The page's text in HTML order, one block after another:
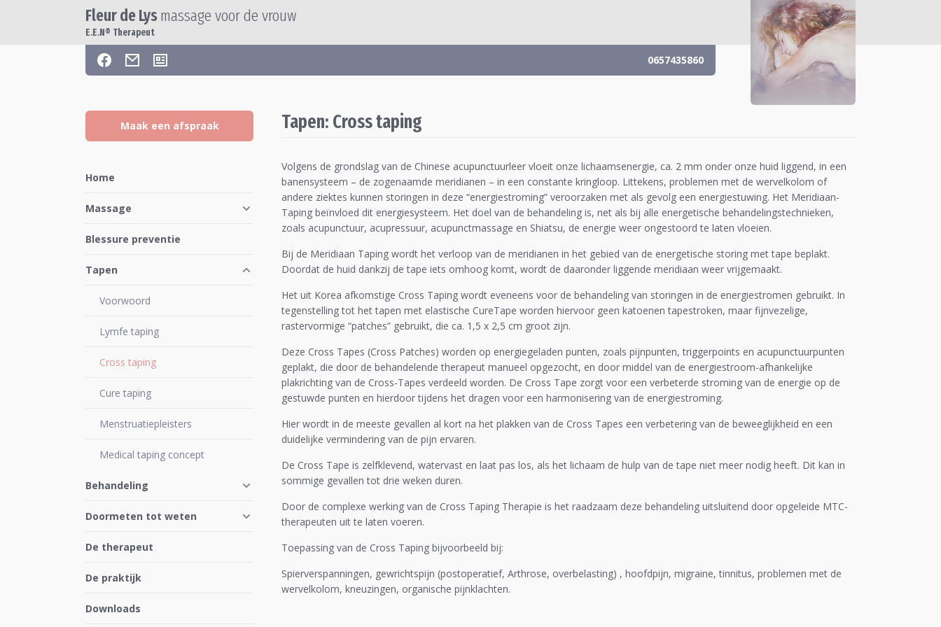
Fleur de Lysmassage voor de vrouw
E.E.N® Therapeut
0657435860
Maak een afspraak
Home
Massage
Blessure preventie
Tapen
Voorwoord
Lymfe taping
Cross taping
Cure taping
Menstruatiepleisters
Medical taping concept
Behandeling
Doormeten tot weten
De therapeut
De praktijk
Downloads
Tapen: Cross taping
Volgens de grondslag van de Chinese acupunctuurleer vloeit onze lichaamsenergie, ca. 2 mm onder onze huid liggend, in een
banensysteem – de zogenaamde meridianen – in een constante kringloop. Littekens, problemen met de wervelkolom of
andere ziektes kunnen storingen in deze “energiestroming” veroorzaken met als gevolg een energiestuwing. Het Meridiaan-
Taping beïnvloed dit energiesysteem. Het doel van de behandeling is, net als bij alle energetische behandelingstechnieken,
zoals acupunctuur, acupressuur, acupunctmassage en Shiatsu, de energie weer ongestoord te laten vloeien.
Bij de Meridiaan Taping wordt het verloop van de meridianen in het gebied van de energetische storing met tape beplakt.
Doordat de huid dankzij de tape iets omhoog komt, wordt de daaronder liggende meridiaan weer vrijgemaakt.
Het uit Korea afkomstige Cross Taping wordt eveneens voor de behandeling van storingen in de energiestromen gebruikt. In
tegenstelling tot het tapen met elastische CureTape worden hiervoor geen katoenen tapestroken, maar fijnvezelige,
rastervormige “patches” gebruikt, die ca. 1,5 x 2,5 cm groot zijn.
Deze Cross Tapes (Cross Patches) worden op energiegeladen punten, zoals pijnpunten, triggerpoints en acupunctuurpunten
geplakt, die door de behandelende therapeut manueel opgezocht, en door middel van de energiestroom-afhankelijke
plakrichting van de Cross-Tapes verdeeld worden. De Cross Tape zorgt voor een verbeterde stroming van de energie op de
gestuwde punten en hierdoor tijdens het dragen voor een harmonisering van de energiestroming.
Hier wordt in de meeste gevallen al kort na het plakken van de Cross Tapes een verbetering van de beweeglijkheid en een
duidelijke vermindering van de pijn ervaren.
De Cross Tape is zelfklevend, watervast en laat pas los, als het lichaam de hulp van de tape niet meer nodig heeft. Dit kan in
sommige gevallen tot drie weken duren.
Door de complexe werking van de Cross Taping Therapie is het raadzaam deze behandeling uitsluitend door opgeleide MTC-
therapeuten uit te laten voeren.
Toepassing van de Cross Taping bijvoorbeeld bij:
Spierverspanningen, gewrichtspijn (postoperatief, Arthrose, overbelasting) , hoofdpijn, migraine, tinnitus, problemen met de
wervelkolom, kneuzingen, organische pijnklachten.